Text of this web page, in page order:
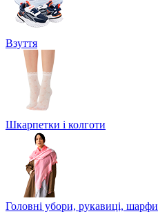
Взуття
Шкарпетки і колготи
Головні убори, рукавиці, шарфи